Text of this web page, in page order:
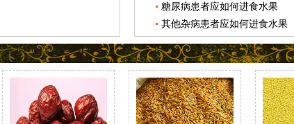
糖尿病患者应如何进食水果
其他杂病患者应如何进食水果